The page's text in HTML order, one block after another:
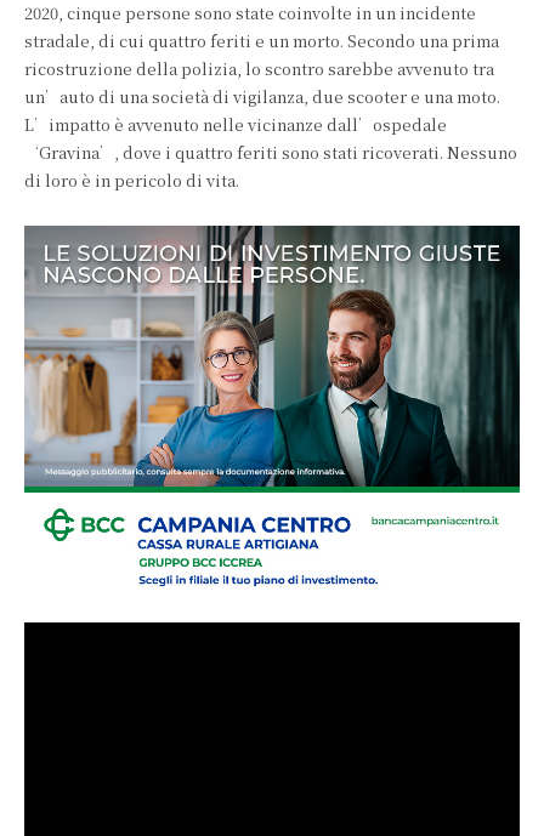
2020, cinque persone sono state coinvolte in un incidente
stradale, di cui quattro feriti e un morto. Secondo una prima
ricostruzione della polizia, lo scontro sarebbe avvenuto tra
un’auto di una società di vigilanza, due scooter e una moto.
L’impatto è avvenuto nelle vicinanze dall’ospedale
‘Gravina’, dove i quattro feriti sono stati ricoverati. Nessuno
di loro è in pericolo di vita.